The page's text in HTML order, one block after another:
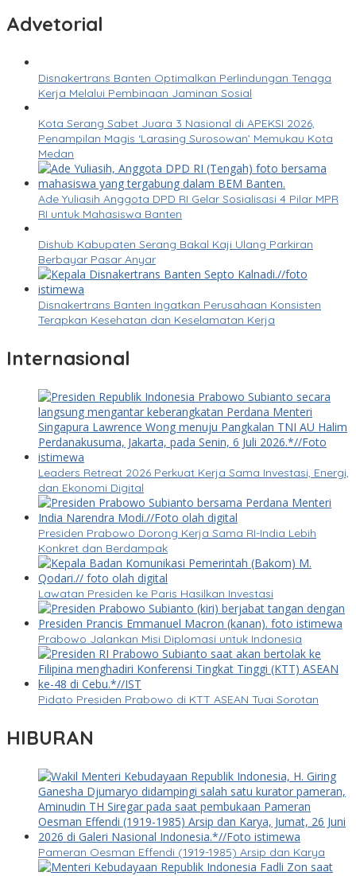
Advetorial
Disnakertrans Banten Optimalkan Perlindungan Tenaga
Kerja Melalui Pembinaan Jaminan Sosial
Kota Serang Sabet Juara 3 Nasional di APEKSI 2026,
Penampilan Magis ‘Larasing Surosowan’ Memukau Kota
Medan
Ade Yuliasih Anggota DPD RI Gelar Sosialisasi 4 Pilar MPR
RI untuk Mahasiswa Banten
Dishub Kabupaten Serang Bakal Kaji Ulang Parkiran
Berbayar Pasar Anyar
Disnakertrans Banten Ingatkan Perusahaan Konsisten
Terapkan Kesehatan dan Keselamatan Kerja
Internasional
Leaders Retreat 2026 Perkuat Kerja Sama Investasi, Energi,
dan Ekonomi Digital
Presiden Prabowo Dorong Kerja Sama RI-India Lebih
Konkret dan Berdampak
Lawatan Presiden ke Paris Hasilkan Investasi
Prabowo Jalankan Misi Diplomasi untuk Indonesia
Pidato Presiden Prabowo di KTT ASEAN Tuai Sorotan
HIBURAN
Pameran Oesman Effendi (1919-1985) Arsip dan Karya